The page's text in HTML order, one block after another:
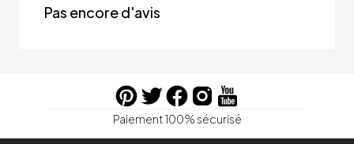
Pas encore d'avis
Paiement 100% sécurisé